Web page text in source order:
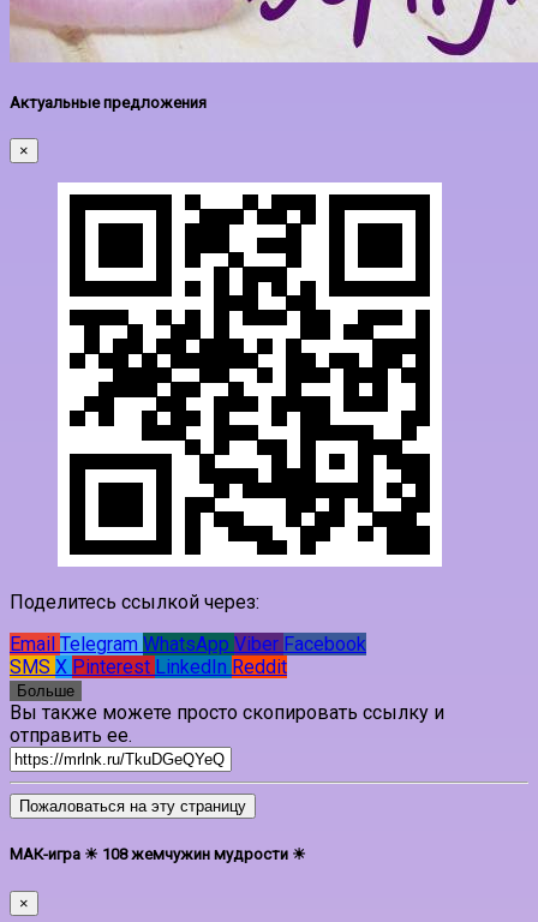
Актуальные предложения
×
Поделитесь ссылкой через:
Email Telegram WhatsApp Viber Facebook
SMS X Pinterest LinkedIn Reddit
Больше
Вы также можете просто скопировать ссылку и
отправить ее.
Пожаловаться на эту страницу
МАК-игра ☀ 108 жемчужин мудрости ☀
×